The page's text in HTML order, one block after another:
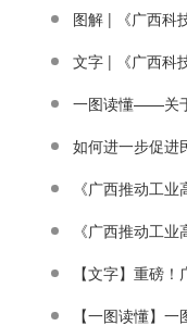
图解 | ​《广西科
文字 | ​《广西科
一图读懂——关
如何进一步促进
《广西推动工
《广西推动工